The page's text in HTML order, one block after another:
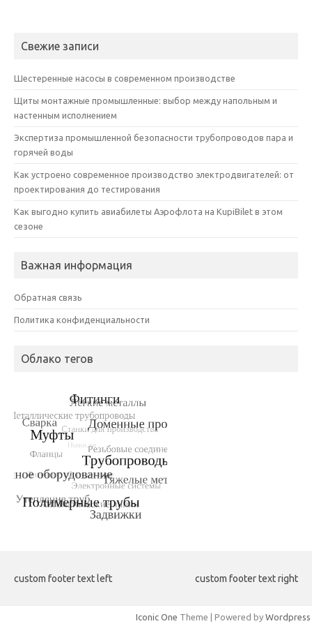
Свежие записи
Шестеренные насосы в современном производстве
Щиты монтажные промышленные: выбор между напольным и
настенным исполнением
Экспертиза промышленной безопасности трубопроводов пара и
горячей воды
Как устроено современное производство электродвигателей: от
проектирования до тестирования
Как выгодно купить авиабилеты Аэрофлота на KupiBilet в этом
сезоне
Важная информация
Обратная связь
Политика конфиденциальности
Облако тегов
custom footer text left custom footer text right
Iconic One Theme | Powered by Wordpress